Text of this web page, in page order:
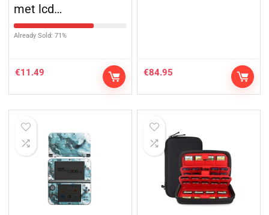
met lcd…
Already Sold: 71%
€11.49 €84.95